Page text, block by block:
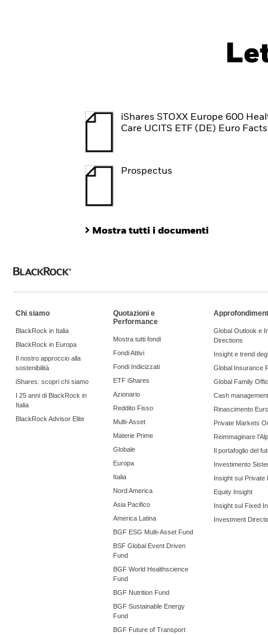
iShares STOXX Europe 600
Care UCITS ETF (DE) Euro
Prospectus
Mostra tutti i documenti
Chi siamo
BlackRock in Italia
BlackRock in Europa
Il nostro approccio alla
sostenibilità
iShares: scopri chi siamo
I 25 anni di BlackRock in
Italia
BlackRock Advisor Elite
Quotazioni e
Performance
Mostra tutti fondi
Fondi Attivi
Fondi Indicizzati
ETF iShares
Azionario
Reddito Fisso
Multi-Asset
Materie Prime
Globale
Europa
Italia
Nord America
Asia Pacifico
America Latina
BGF ESG Multi-Asset Fund
BSF Global Event Driven
Fund
BGF World Healthscience
Fund
BGF Nutrition Fund
BGF Sustainable Energy
Fund
BGF Future of Transport
Global Outlook e
Directions
Insight e trend
Global Insurance
Global Family
Cash management
Rinascimento
Private Markets
Reimmaginare
Il portafoglio del
Investimento
Insight sui Private
Equity Insight
Insight sul Fixed
Investment